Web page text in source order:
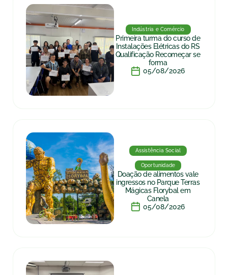
Indústria e Comércio
Primeira turma do curso de
Instalações Elétricas do RS
Qualificação Recomeçar se
forma
05/08/2026
Assistência Social
Oportunidade
Doação de alimentos vale
ingressos no Parque Terras
Mágicas Florybal em
Canela
05/08/2026